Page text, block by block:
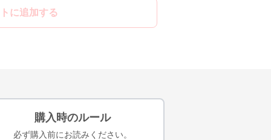
に追加する
購入時のルール
必ず購入前にお読みください。